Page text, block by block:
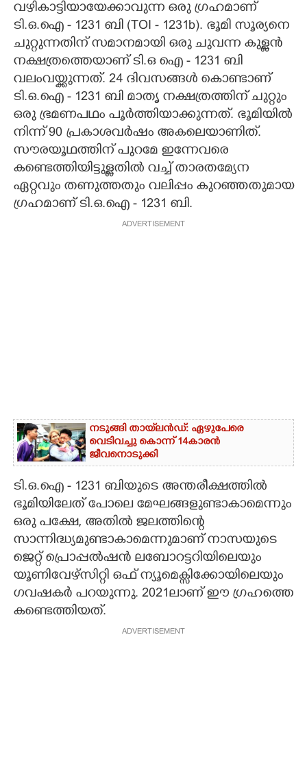
LITERATURE
ZOOM
CONTACT US
വഴികാട്ടിയായേക്കാവുന്ന ഒരു ഗ്രഹമാണ്
ടി.ഒ.ഐ - 1231 ബി (TOI - 1231b). ഭൂമി സൂര്യനെ
ചുറ്റുന്നതിന് സമാനമായി ഒരു ചുവന്ന കുള്ളൻ
നക്ഷത്രത്തെയാണ് ടി.ഒ ഐ - 1231 ബി
വലംവയ്ക്കുന്നത്. 24 ദിവസങ്ങൾ കൊണ്ടാണ്
ടി.ഒ.ഐ - 1231 ബി മാതൃ നക്ഷത്രത്തിന് ചുറ്റും
ഒരു ഭ്രമണപഥം പൂർത്തിയാക്കുന്നത്. ഭൂമിയിൽ
നിന്ന് 90 പ്രകാശവർഷം അകലെയാണിത്.
സൗരയൂഥത്തിന് പുറമേ ഇന്നേവരെ
കണ്ടെത്തിയിട്ടുള്ളതിൽ വച്ച് താരതമ്യേന
ഏറ്റവും തണുത്തതും വലിപ്പം കുറഞ്ഞതുമായ
ഗ്രഹമാണ് ടി.ഒ.ഐ - 1231 ബി.
ADVERTISEMENT
നടുങ്ങി തായ്‌ലൻഡ്: ഏഴുപേരെ
വെടിവച്ചു കൊന്ന് 14കാരൻ
ജീവനൊടുക്കി
ടി.ഒ.ഐ - 1231 ബിയുടെ അന്തരീക്ഷത്തിൽ
ഭൂമിയിലേത് പോലെ മേഘങ്ങളുണ്ടാകാമെന്നും
ഒരു പക്ഷേ, അതിൽ ജലത്തിന്റെ
സാന്നിദ്ധ്യമുണ്ടാകാമെന്നുമാണ് നാസയുടെ
ജെറ്റ് പ്രൊപ്പൽഷൻ ലബോറട്ടറിയിലെയും
യൂണിവേഴ്സിറ്റി ഒഫ് ന്യൂമെക്സിക്കോയിലെയും
ഗവഷകർ പറയുന്നു. 2021ലാണ് ഈ ഗ്രഹത്തെ
കണ്ടെത്തിയത്.
ADVERTISEMENT